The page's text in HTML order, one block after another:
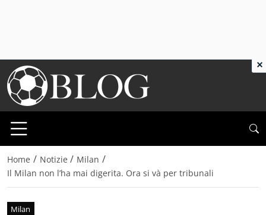
Home / Notizie / Milan /
Il Milan non l’ha mai digerita. Ora si và per tribunali
Milan
×